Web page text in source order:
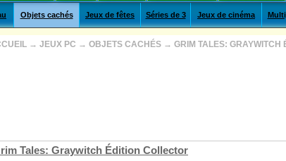
Objets cachés Jeux de fêtes Séries de 3 Jeux de cinéma
→ JEUX PC → OBJETS CACHÉS → GRIM TALES: GRAYWITCH
Tales: Graywitch Édition Collector